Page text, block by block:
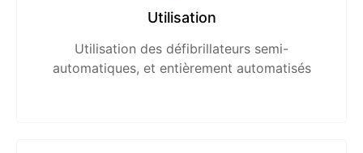
Utilisation
Utilisation des défibrillateurs semi-
automatiques, et entièrement automatisés